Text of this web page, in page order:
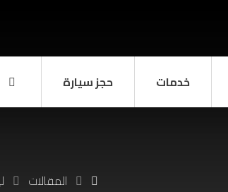
خدمات حجز سيارة
المقالات